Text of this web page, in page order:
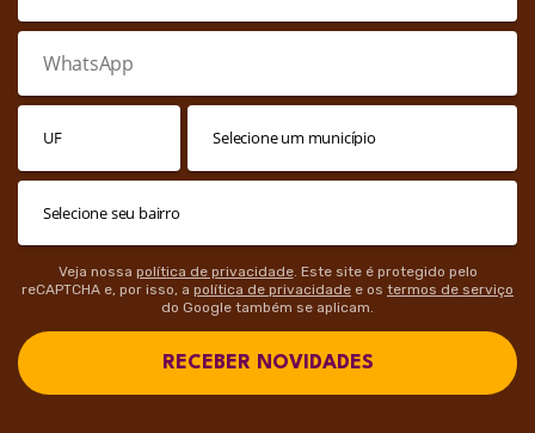
Veja nossa política de privacidade. Este site é protegido pelo
reCAPTCHA e, por isso, a política de privacidade e os termos de serviço
do Google também se aplicam.
RECEBER NOVIDADES